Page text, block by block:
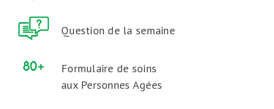
Question de la semaine
Formulaire de soins
aux Personnes Agées